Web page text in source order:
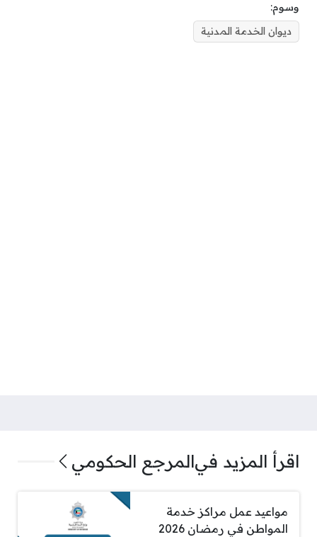
وسوم:
ديوان الخدمة المدنية
اقرأ المزيد فيالمرجع الحكومي
مواعيد عمل مراكز خدمة
المواطن في رمضان 2026